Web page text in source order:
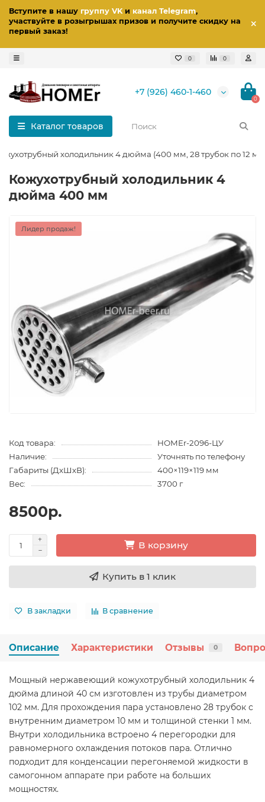
Вступите в нашу группу VKи канал Telegram,
участвуйте в розыгрышах призов и получите скидку на
первый заказ!
0 0
+7 (926) 460-1-460
0
Каталог товаров
холодильник 4 дюйма (400 мм, 28 трубок по 12
Кожухотрубный холодильник 4
дюйма 400 мм
Лидер продаж!
Код товара:
HOMEr-2096-ЦУ
Наличие:
Уточнять по телефону
Габариты (ДхШхВ):
400×119×119 мм
Вес:
3700 г
8500р.
В корзину
Купить в 1 клик
В закладки В сравнение
Описание Характеристики Отзывы 0
Мощный нержавеющий кожухотрубный холодильник 4
дюйма длиной 40 см изготовлен из трубы диаметром
102 мм. Для прохождения пара установлено 28 трубок с
внутренним диаметром 10 мм и толщиной стенки 1 мм.
Внутри холодильника встроено 4 перегородки для
равномерного охлаждения потоков пара. Отлично
подходит для конденсации перегоняемой жидкости в
самогонном аппарате при работе на больших
мощностях.